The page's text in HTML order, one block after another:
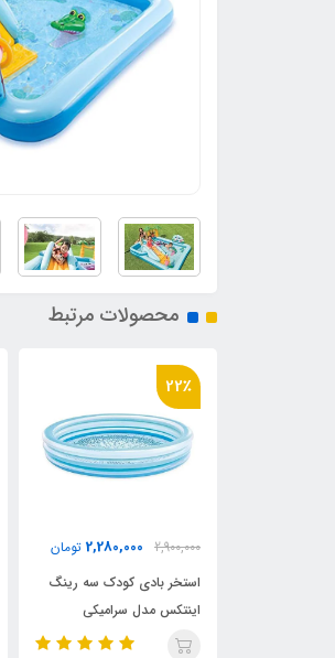
محصولات مرتبط
3,850,000 تومان
استخر بادی کودک اینتکس
طرح ماهی سایبان دار